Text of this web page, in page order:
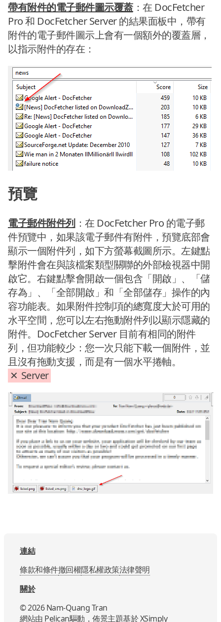
帶有附件的電子郵件圖示覆蓋：在 DocFetcher
Pro 和 DocFetcher Server 的結果面板中，帶有
附件的電子郵件圖示上會有一個額外的覆蓋層，
以指示附件的存在：
預覽
電子郵件附件列 ：在 DocFetcher Pro 的電子郵
件預覽中，如果該電子郵件有附件，預覽底部會
顯示一個附件列，如下方螢幕截圖所示。左鍵點
擊附件會在與該檔案類型關聯的外部檢視器中開
啟它。右鍵點擊會開啟一個包含「開啟」、「儲
存為」、「全部開啟」和「全部儲存」操作的內
容功能表。如果附件控制項的總寬度大於可用的
水平空間，您可以左右拖動附件列以顯示隱藏的
附件。DocFetcher Server 目前有相同的附件
列，但功能較少：您一次只能下載一個附件，並
且沒有拖動支援，而是有一個水平捲軸。
Server
連結
條款和條件撤回權隱私權政策法律聲明
關於
©2026Nam-Quang Tran
網站由 Pelican驅動，佈景主題基於XSimply